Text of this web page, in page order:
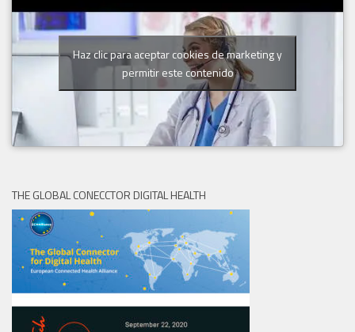
Haz clic para aceptar cookies de marketing y
permitir este contenido
THE GLOBAL CONECCTOR DIGITAL HEALTH